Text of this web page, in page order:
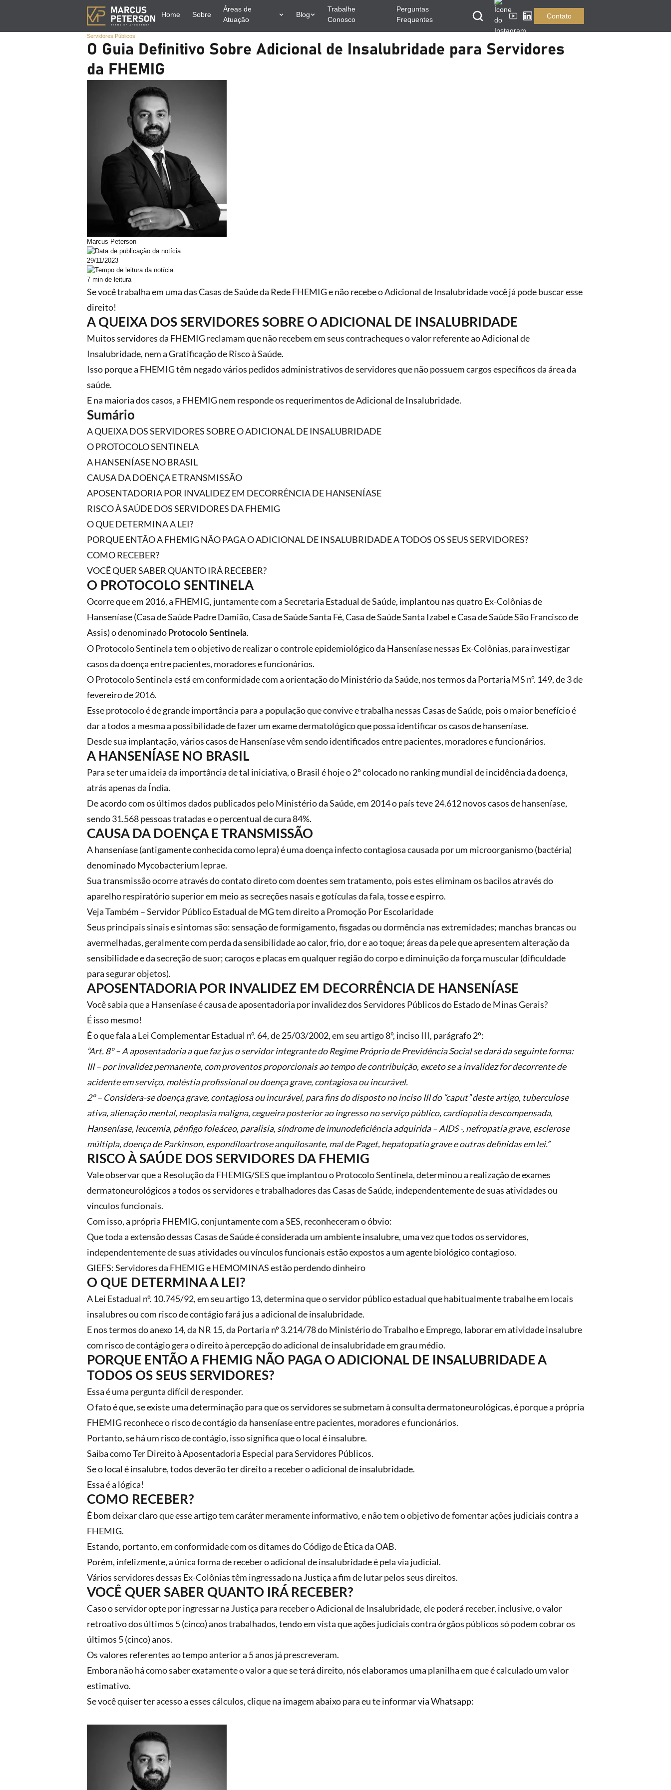
Home Sobre
Áreas de
Atuação
Blog
Trabalhe
Conosco
Perguntas
Frequentes
Contato
Servidores Públicos
O Guia Definitivo Sobre Adicional de Insalubridade para Servidores
da FHEMIG
Marcus Peterson
29/11/2023
7 min de leitura
Se você trabalha em uma das Casas de Saúde da Rede FHEMIG e não recebe o Adicional de Insalubridade você já pode buscar esse
direito!
A QUEIXA DOS SERVIDORES SOBRE O ADICIONAL DE INSALUBRIDADE
Muitos servidores da FHEMIG reclamam que não recebem em seus contracheques o valor referente ao Adicional de
Insalubridade, nem a Gratificação de Risco à Saúde.
Isso porque a FHEMIG têm negado vários pedidos administrativos de servidores que não possuem cargos específicos da área da
saúde.
E na maioria dos casos, a FHEMIG nem responde os requerimentos de Adicional de Insalubridade.
Sumário
A QUEIXA DOS SERVIDORES SOBRE O ADICIONAL DE INSALUBRIDADE
O PROTOCOLO SENTINELA
A HANSENÍASE NO BRASIL
CAUSA DA DOENÇA E TRANSMISSÃO
APOSENTADORIA POR INVALIDEZ EM DECORRÊNCIA DE HANSENÍASE
RISCO À SAÚDE DOS SERVIDORES DA FHEMIG
O QUE DETERMINA A LEI?
PORQUE ENTÃO A FHEMIG NÃO PAGA O ADICIONAL DE INSALUBRIDADE A TODOS OS SEUS SERVIDORES?
COMO RECEBER?
VOCÊ QUER SABER QUANTO IRÁ RECEBER?
O PROTOCOLO SENTINELA
Ocorre que em 2016, a FHEMIG, juntamente com a Secretaria Estadual de Saúde, implantou nas quatro Ex-Colônias de
Hanseníase (Casa de Saúde Padre Damião, Casa de Saúde Santa Fé, Casa de Saúde Santa Izabel e Casa de Saúde São Francisco de
Assis) o denominado Protocolo Sentinela.
O Protocolo Sentinela tem o objetivo de realizar o controle epidemiológico da Hanseníase nessas Ex-Colônias, para investigar
casos da doença entre pacientes, moradores e funcionários.
O Protocolo Sentinela está em conformidade com a orientação do Ministério da Saúde, nos termos da Portaria MS nº. 149, de 3 de
fevereiro de 2016.
Esse protocolo é de grande importância para a população que convive e trabalha nessas Casas de Saúde, pois o maior benefício é
dar a todos a mesma a possibilidade de fazer um exame dermatológico que possa identificar os casos de hanseníase.
Desde sua implantação, vários casos de Hanseníase vêm sendo identificados entre pacientes, moradores e funcionários.
A HANSENÍASE NO BRASIL
Para se ter uma ideia da importância de tal iniciativa, o Brasil é hoje o 2º colocado no ranking mundial de incidência da doença,
atrás apenas da Índia.
De acordo com os últimos dados publicados pelo Ministério da Saúde, em 2014 o país teve 24.612 novos casos de hanseníase,
sendo 31.568 pessoas tratadas e o percentual de cura 84%.
CAUSA DA DOENÇA E TRANSMISSÃO
A hanseníase (antigamente conhecida como lepra) é uma doença infecto contagiosa causada por um microorganismo (bactéria)
denominado Mycobacterium leprae.
Sua transmissão ocorre através do contato direto com doentes sem tratamento, pois estes eliminam os bacilos através do
aparelho respiratório superior em meio as secreções nasais e gotículas da fala, tosse e espirro.
Veja Também – Servidor Público Estadual de MG tem direito a Promoção Por Escolaridade
Seus principais sinais e sintomas são: sensação de formigamento, fisgadas ou dormência nas extremidades; manchas brancas ou
avermelhadas, geralmente com perda da sensibilidade ao calor, frio, dor e ao toque; áreas da pele que apresentem alteração da
sensibilidade e da secreção de suor; caroços e placas em qualquer região do corpo e diminuição da força muscular (dificuldade
para segurar objetos).
APOSENTADORIA POR INVALIDEZ EM DECORRÊNCIA DE HANSENÍASE
Você sabia que a Hanseníase é causa de aposentadoria por invalidez dos Servidores Públicos do Estado de Minas Gerais?
É isso mesmo!
É o que fala a Lei Complementar Estadual nº. 64, de 25/03/2002, em seu artigo 8º, inciso III, parágrafo 2º:
“Art. 8º – A aposentadoria a que faz jus o servidor integrante do Regime Próprio de Previdência Social se dará da seguinte forma:
III – por invalidez permanente, com proventos proporcionais ao tempo de contribuição, exceto se a invalidez for decorrente de
acidente em serviço, moléstia profissional ou doença grave, contagiosa ou incurável.
2º – Considera-se doença grave, contagiosa ou incurável, para fins do disposto no inciso III do “caput” deste artigo, tuberculose
ativa, alienação mental, neoplasia maligna, cegueira posterior ao ingresso no serviço público, cardiopatia descompensada,
Hanseníase, leucemia, pênfigo foleáceo, paralisia, síndrome de imunodeficiência adquirida – AIDS -, nefropatia grave, esclerose
múltipla, doença de Parkinson, espondiloartrose anquilosante, mal de Paget, hepatopatia grave e outras definidas em lei.”
RISCO À SAÚDE DOS SERVIDORES DA FHEMIG
Vale observar que a Resolução da FHEMIG/SES que implantou o Protocolo Sentinela, determinou a realização de exames
dermatoneurológicos a todos os servidores e trabalhadores das Casas de Saúde, independentemente de suas atividades ou
vínculos funcionais.
Com isso, a própria FHEMIG, conjuntamente com a SES, reconheceram o óbvio:
Que toda a extensão dessas Casas de Saúde é considerada um ambiente insalubre, uma vez que todos os servidores,
independentemente de suas atividades ou vínculos funcionais estão expostos a um agente biológico contagioso.
GIEFS: Servidores da FHEMIG e HEMOMINAS estão perdendo dinheiro
O QUE DETERMINA A LEI?
A Lei Estadual nº. 10.745/92, em seu artigo 13, determina que o servidor público estadual que habitualmente trabalhe em locais
insalubres ou com risco de contágio fará jus a adicional de insalubridade.
E nos termos do anexo 14, da NR 15, da Portaria nº 3.214/78 do Ministério do Trabalho e Emprego, laborar em atividade insalubre
com risco de contágio gera o direito à percepção do adicional de insalubridade em grau médio.
PORQUE ENTÃO A FHEMIG NÃO PAGA O ADICIONAL DE INSALUBRIDADE A
TODOS OS SEUS SERVIDORES?
Essa é uma pergunta difícil de responder.
O fato é que, se existe uma determinação para que os servidores se submetam à consulta dermatoneurológicas, é porque a própria
FHEMIG reconhece o risco de contágio da hanseníase entre pacientes, moradores e funcionários.
Portanto, se há um risco de contágio, isso significa que o local é insalubre.
Saiba como Ter Direito à Aposentadoria Especial para Servidores Públicos.
Se o local é insalubre, todos deverão ter direito a receber o adicional de insalubridade.
Essa é a lógica!
COMO RECEBER?
É bom deixar claro que esse artigo tem caráter meramente informativo, e não tem o objetivo de fomentar ações judiciais contra a
FHEMIG.
Estando, portanto, em conformidade com os ditames do Código de Ética da OAB.
Porém, infelizmente, a única forma de receber o adicional de insalubridade é pela via judicial.
Vários servidores dessas Ex-Colônias têm ingressado na Justiça a fim de lutar pelos seus direitos.
VOCÊ QUER SABER QUANTO IRÁ RECEBER?
Caso o servidor opte por ingressar na Justiça para receber o Adicional de Insalubridade, ele poderá receber, inclusive, o valor
retroativo dos últimos 5 (cinco) anos trabalhados, tendo em vista que ações judiciais contra órgãos públicos só podem cobrar os
últimos 5 (cinco) anos.
Os valores referentes ao tempo anterior a 5 anos já prescreveram.
Embora não há como saber exatamente o valor a que se terá direito, nós elaboramos uma planilha em que é calculado um valor
estimativo.
Se você quiser ter acesso a esses cálculos, clique na imagem abaixo para eu te informar via Whatsapp: